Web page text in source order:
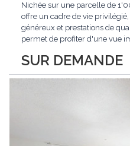
SUR DEMANDE
Nichée sur une parcelle de
offre un cadre de vie
généreux et prestations de
permet de profiter d'une vue
excavé, cette villa propose
de 260 m², soigneusement...